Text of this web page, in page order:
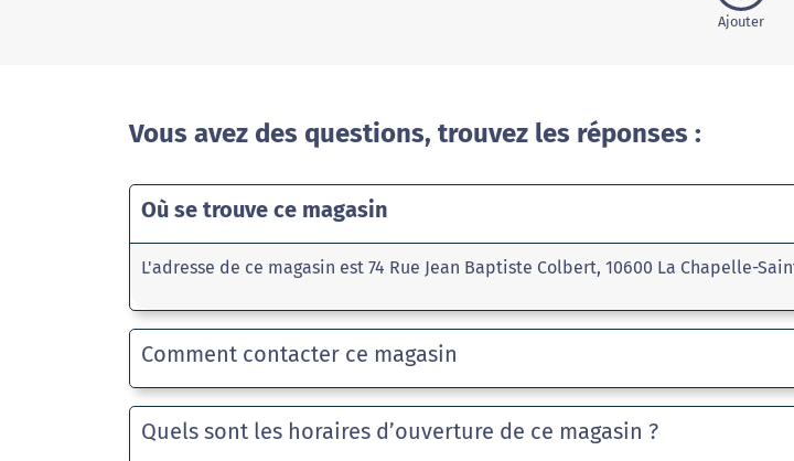
Ajouter
Vous avez des questions, trouvez les réponses :
Où se trouve ce magasin
L'adresse de ce magasin est 74 Rue Jean Baptiste Colbert, 10600 La Chapelle-
Comment contacter ce magasin
Quels sont les horaires d’ouverture de ce magasin ?